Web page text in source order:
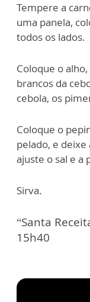
Tempere a
uma panela,
todos os lados.
Coloque o
brancos da
cebola, os
Coloque o
pelado, e
ajuste o sal e a
Sirva.
“Santa
15h40